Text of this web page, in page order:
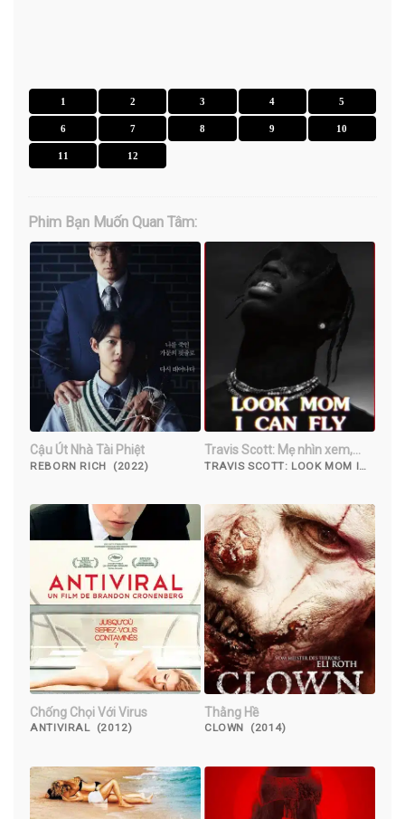
1 2 3 4 5
6 7 8 9 10
11 12
Phim Bạn Muốn Quan Tâm:
Cậu Út Nhà Tài Phiệt
REBORN RICH (2022)
Travis Scott: Mẹ nhìn xem,
con bay được này
TRAVIS SCOTT: LOOK MOM I
Chống Chọi Với Virus
ANTIVIRAL (2012)
Thằng Hề
CLOWN (2014)